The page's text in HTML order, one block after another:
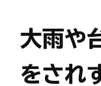
大雨や
をされ